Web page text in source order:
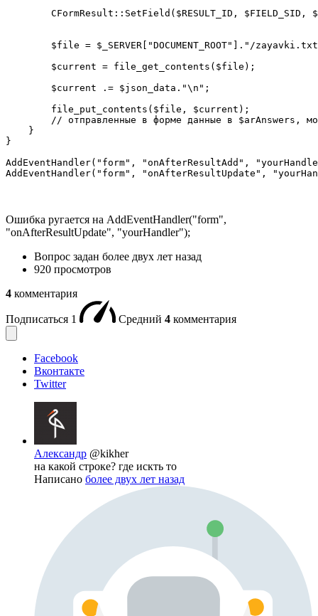
CFormResult::SetField($RESULT_ID, $FIELD_SID,
$file = $_SERVER["DOCUMENT_ROOT"]."/
        $current = file_get_contents($file);
        $current .= $json_data."\n";
        file_put_contents($file, $current);
// отправленные в форме данные в $arAnswers,
    }
}
AddEventHandler("form", "onAfterResultAdd",
AddEventHandler("form", "onAfterResultUpdate",
Ошибка ругается на AddEventHandler("form",
"onAfterResultUpdate", "yourHandler");​
Вопрос задан более двух лет назад
920 просмотров
4 комментария
Подписаться 1 Средний 4 комментария
Facebook
Вконтакте
Twitter
Александр @kikher
на какой строке? где искть то
Написано более двух лет назад